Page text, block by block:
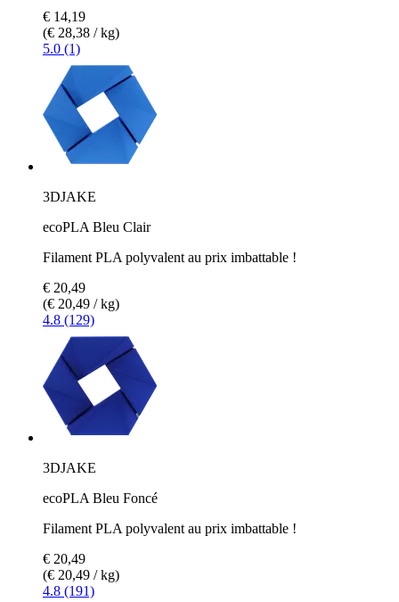
€ 14,19
(€ 28,38 / kg)
5.0 (1)
3DJAKE
ecoPLA Bleu Clair
Filament PLA polyvalent au prix imbattable !
€ 20,49
(€ 20,49 / kg)
4.8 (129)
3DJAKE
ecoPLA Bleu Foncé
Filament PLA polyvalent au prix imbattable !
€ 20,49
(€ 20,49 / kg)
4.8 (191)